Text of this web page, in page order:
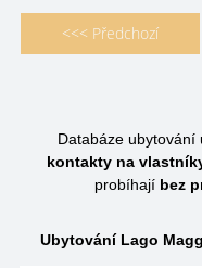
<<< Předchozí
Databáze ubytování
kontakty na
probíhají bez
Ubytování Lago